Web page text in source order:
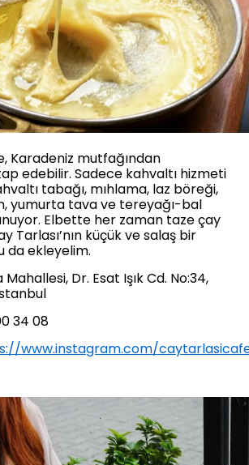
Karadeniz mutfağından
edebilir. Sadece kahvaltı hizmeti
tabağı, mıhlama, laz böreği,
yumurta tava ve tereyağı-bal
Elbette her zaman taze çay
Tarlası’nın küçük ve salaş bir
da ekleyelim.
Dr. Esat Işık Cd. No:34,
34 08
www.instagram.com/